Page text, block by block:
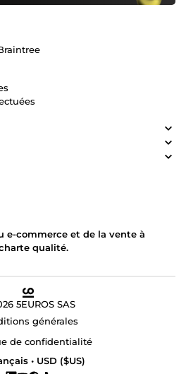
e-commerce et de la vente à
qualité.
5EUROS SAS
générales
de confidentialité
• USD ($US)